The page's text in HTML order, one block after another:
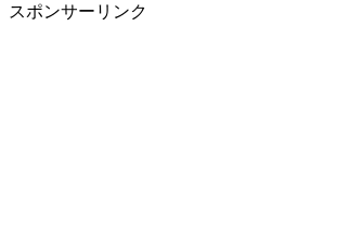
スポンサーリンク